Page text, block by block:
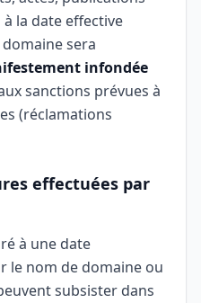
la date effective
sera
infondée
sanctions prévues à
(réclamations
effectuées par
à une date
le nom de domaine ou
subsister dans